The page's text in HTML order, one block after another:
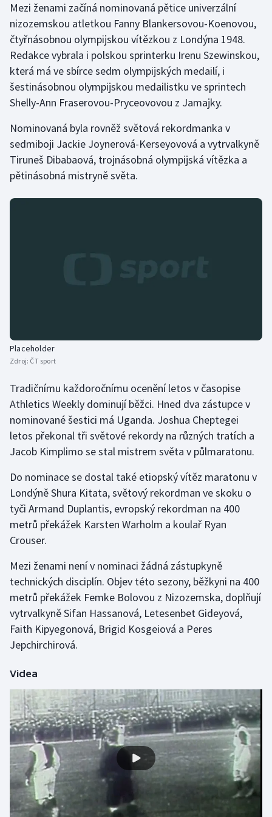
Házená
Jezdectví
Judo
Krasobruslení
Lezení
Lyže a snowboard
Ragby
Rychlobruslení
Rychlostní kanoistika
Short track
Sportovní střelba
Stolní tenis
Triatlon
Veslování
Vodní slalom
Volejbal
Mezi ženami začíná nominovaná pětice univerzální
nizozemskou atletkou Fanny Blankersovou-Koenovou,
čtyřnásobnou olympijskou vítězkou z Londýna 1948.
Redakce vybrala i polskou sprinterku Irenu Szewinskou,
která má ve sbírce sedm olympijských medailí, i
šestinásobnou olympijskou medailistku ve sprintech
Shelly-Ann Fraserovou-Pryceovovou z Jamajky.
Nominovaná byla rovněž světová rekordmanka v
sedmiboji Jackie Joynerová-Kerseyovová a vytrvalkyně
Tiruneš Dibabaová, trojnásobná olympijská vítězka a
pětinásobná mistryně světa.
Placeholder
Zdroj: ČT sport
Tradičnímu každoročnímu ocenění letos v časopise
Athletics Weekly dominují běžci. Hned dva zástupce v
nominované šestici má Uganda. Joshua Cheptegei
letos překonal tři světové rekordy na různých tratích a
Jacob Kimplimo se stal mistrem světa v půlmaratonu.
Do nominace se dostal také etiopský vítěz maratonu v
Londýně Shura Kitata, světový rekordman ve skoku o
tyči Armand Duplantis, evropský rekordman na 400
metrů překážek Karsten Warholm a koulař Ryan
Crouser.
Mezi ženami není v nominaci žádná zástupkyně
technických disciplín. Objev této sezony, běžkyni na 400
metrů překážek Femke Bolovou z Nizozemska, doplňují
vytrvalkyně Sifan Hassanová, Letesenbet Gideyová,
Faith Kipyegonová, Brigid Kosgeiová a Peres
Jepchirchirová.
Videa